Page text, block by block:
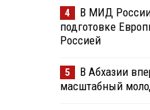
4
В МИД
подготовке
Россией
5
В Абхазии
масштабный